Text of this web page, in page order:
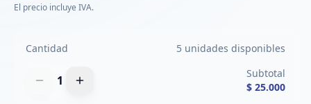
El precio incluye IVA.
Cantidad 5 unidades disponibles
1
Subtotal
$ 25.000